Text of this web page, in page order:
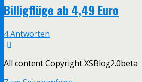
Billigflüge ab 4,49 Euro
4 Antworten
All content Copyright XSBlog2.0beta